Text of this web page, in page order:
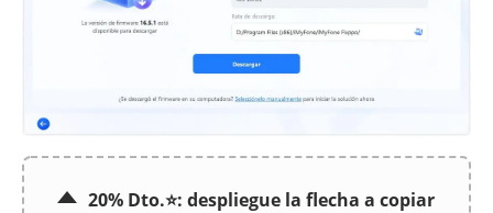
20% Dto.⭐: despliegue la flecha a copiar